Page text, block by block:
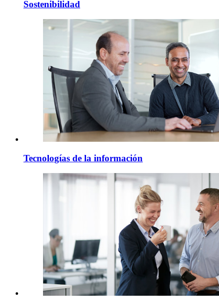
Sostenibilidad
Tecnologías de la información